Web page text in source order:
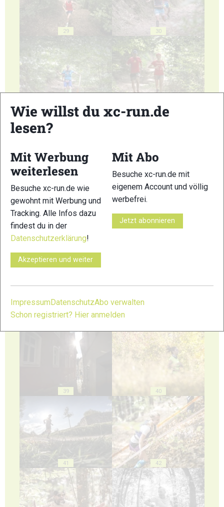
29 30
33 34
37
39 40
41 42
Wie willst du xc-run.de
lesen?
Mit Werbung
weiterlesen
Besuche xc-run.de wie
gewohnt mit Werbung und
Tracking. Alle Infos dazu
findest du in der
Datenschutzerklärung!
Akzeptieren und weiter
Mit Abo
Besuche xc-run.de mit
eigenem Account und völlig
werbefrei.
Jetzt abonnieren
Impressum DatenschutzAbo verwalten
Schon registriert? Hier anmelden